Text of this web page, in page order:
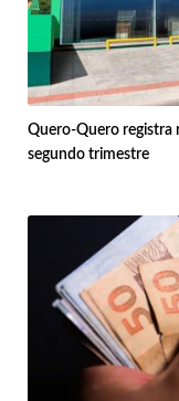
Quero-Quero registra
segundo trimestre